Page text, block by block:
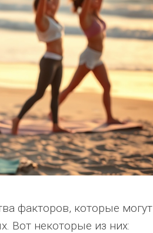
факторов, которые могут
Вот некоторые из них: